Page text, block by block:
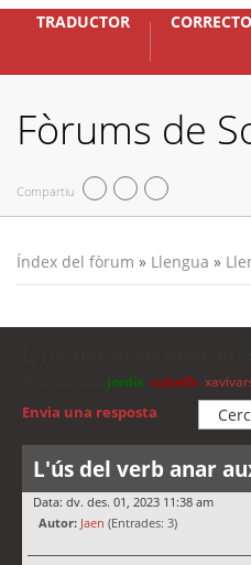
TRADUCTOR
Fòrums de
Compartiu
Índex del fòrum » Llengua »
jordis cubells
Envia una resposta
L'ús del verb anar
Data: dv. des. 01, 2023 11:38 am
Autor: Jaen (Entrades: 3)